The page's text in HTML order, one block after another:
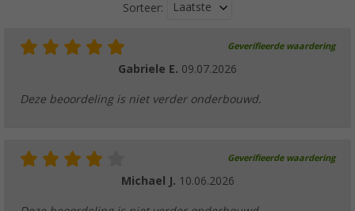
Sorteer: Laatste
Geverifieerde waardering
Gabriele E. 09.07.2026
Deze beoordeling is niet verder onderbouwd.
Geverifieerde waardering
Michael J. 10.06.2026